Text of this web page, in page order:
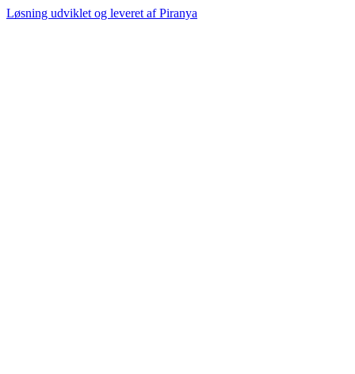
Løsning udviklet og leveret afPiranya